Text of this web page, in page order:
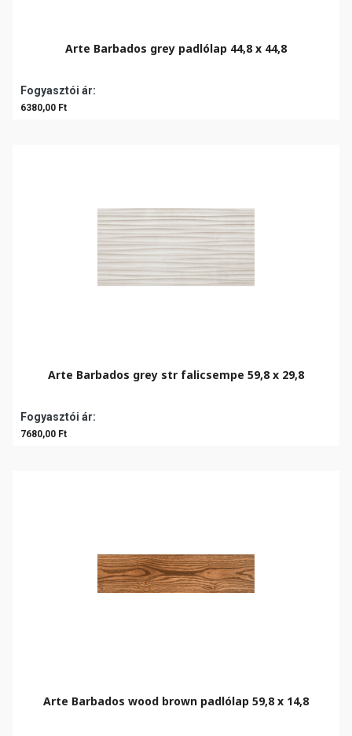
Arte Barbados grey padlólap 44,8 x 44,8
Fogyasztói ár:
6380,00 Ft
Arte Barbados grey str falicsempe 59,8 x 29,8
Fogyasztói ár:
7680,00 Ft
Arte Barbados wood brown padlólap 59,8 x 14,8